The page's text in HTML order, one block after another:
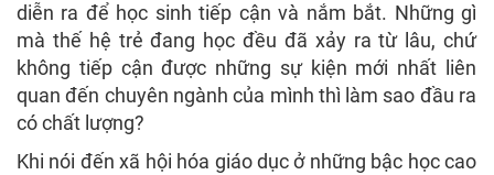
diễn ra để học sinh tiếp cận và nắm bắt. Những gì
mà thế hệ trẻ đang học đều đã xảy ra từ lâu, chứ
không tiếp cận được những sự kiện mới nhất liên
quan đến chuyên ngành của mình thì làm sao đầu ra
có chất lượng?
Khi nói đến xã hội hóa giáo dục ở những bậc học cao